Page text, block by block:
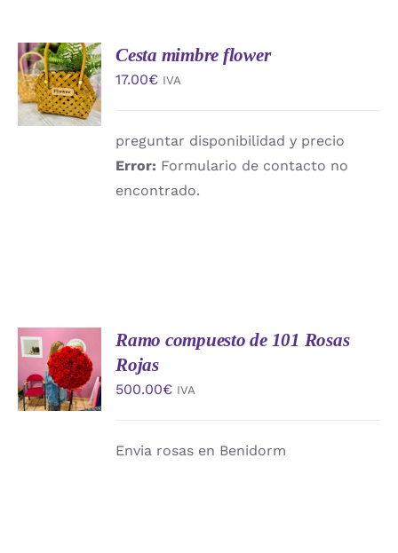
AÑADIR
AL
CARRITO
/
DETALLES
Cesta mimbre flower
17.00€ IVA
preguntar disponibilidad y precio
Error: Formulario de contacto no
encontrado.
AÑADIR
AL
CARRITO
/
DETALLES
Ramo compuesto de 101 Rosas
Rojas
500.00€ IVA
Envia rosas en Benidorm